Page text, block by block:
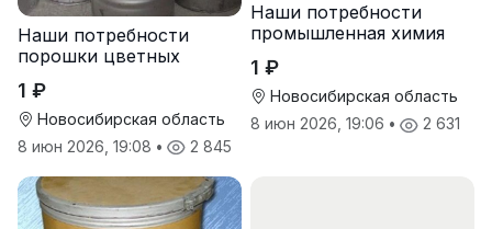
Наши потребности
порошки цветных
1 ₽
Новосибирская область
8 июн 2026, 19:08 • 2 845
Наши потребности
промышленная химия
1 ₽
Новосибирская область
8 июн 2026, 19:06 • 2 631